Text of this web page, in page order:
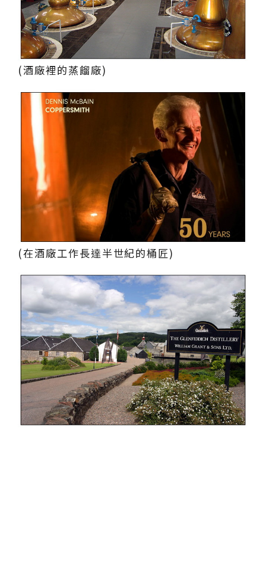
(酒廠裡的蒸餾廠)
(在酒廠工作長達半世紀的桶匠)